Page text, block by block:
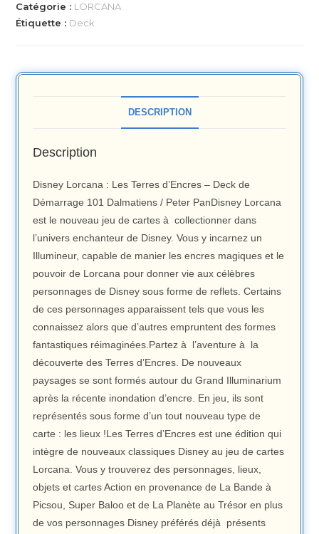
Catégorie : LORCANA
Étiquette : Deck
DESCRIPTION
Description
Disney Lorcana : Les Terres d’Encres – Deck de
Démarrage 101 Dalmatiens / Peter PanDisney Lorcana
est le nouveau jeu de cartes à collectionner dans
l’univers enchanteur de Disney. Vous y incarnez un
Illumineur, capable de manier les encres magiques et le
pouvoir de Lorcana pour donner vie aux célèbres
personnages de Disney sous forme de reflets. Certains
de ces personnages apparaissent tels que vous les
connaissez alors que d’autres empruntent des formes
fantastiques réimaginées.Partez à l’aventure à la
découverte des Terres d’Encres. De nouveaux
paysages se sont formés autour du Grand Illuminarium
après la récente inondation d’encre. En jeu, ils sont
représentés sous forme d’un tout nouveau type de
carte : les lieux !Les Terres d’Encres est une édition qui
intègre de nouveaux classiques Disney au jeu de cartes
Lorcana. Vous y trouverez des personnages, lieux,
objets et cartes Action en provenance de La Bande à
Picsou, Super Baloo et de La Planète au Trésor en plus
de vos personnages Disney préférés déjà présents